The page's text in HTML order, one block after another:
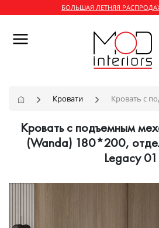
БОЛЬШАЯ ЛЕТНЯЯ
Кровати Кровать с подъемным
Кровать с подъемным
(Wanda) 180*200,
Legacy 01